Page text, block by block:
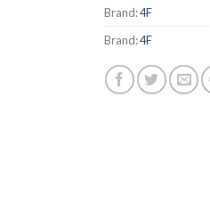
Brand:4F
Brand:4F